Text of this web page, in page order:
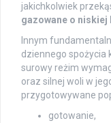
jakichkolwiek
gazowane o
Innym
dziennego spożycia
surowy reżim
oraz silnej woli w
przygotowywane
gotowanie,